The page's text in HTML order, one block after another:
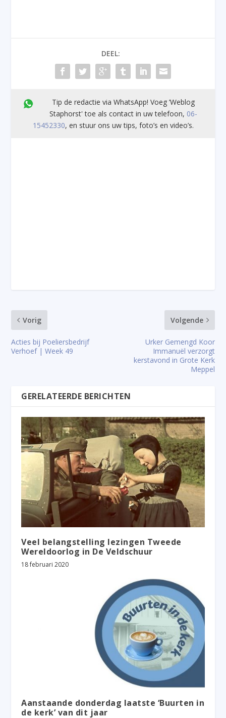
DEEL:
Tip de redactie via WhatsApp! Voeg ’Weblog
Staphorst' toe als contact in uw telefoon, 06-
15452330, en stuur ons uw tips, foto’s en video’s.
Vorig
Acties bij Poeliersbedrijf
Verhoef | Week 49
Volgende
Urker Gemengd Koor
Immanuël verzorgt
kerstavond in Grote Kerk
Meppel
GERELATEERDE BERICHTEN
Veel belangstelling lezingen Tweede
Wereldoorlog in De Veldschuur
18 februari 2020
Aanstaande donderdag laatste ‘Buurten in
de kerk’ van dit jaar